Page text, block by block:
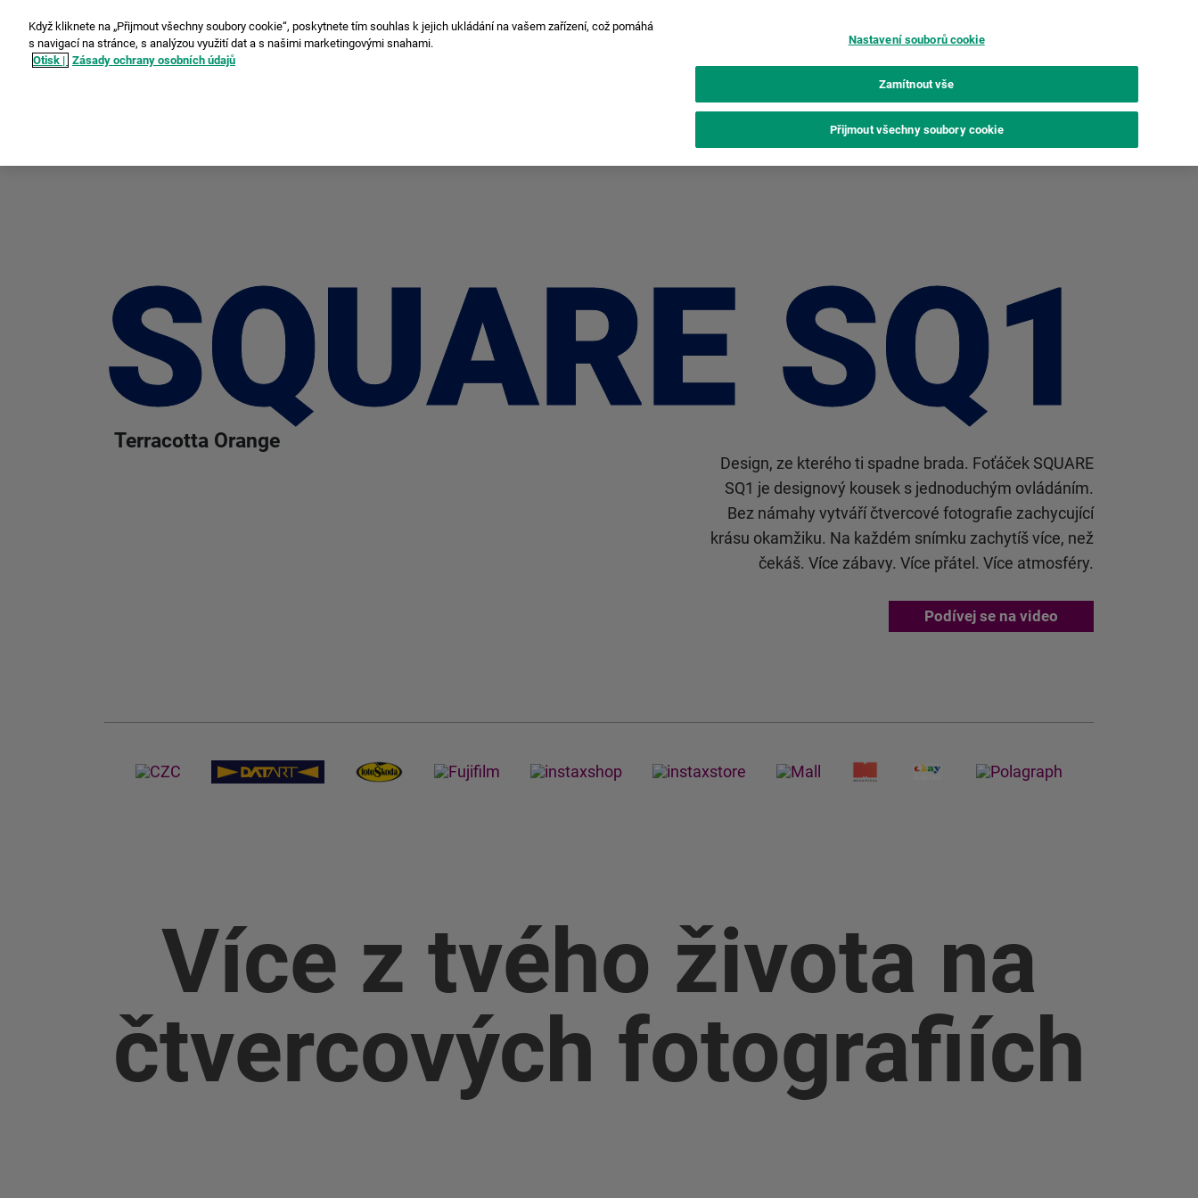
Porovnej Breaking
SQUARE SQ1
SQUARE SQ1
Terracotta Orange
Design, ze kterého ti spadne brada. Foťáček SQUARE
SQ1 je designový kousek s jednoduchým ovládáním.
Bez námahy vytváří čtvercové fotografie zachycující
krásu okamžiku. Na každém snímku zachytíš více, než
čekáš. Více zábavy. Více přátel. Více atmosféry.
Podívej se na video
Více z tvého života na
čtvercových fotografiích
Když kliknete na „Přijmout všechny soubory cookie“, poskytnete tím souhlas k jejich ukládání na vašem zařízení, což pomáhá
s navigací na stránce, s analýzou využití dat a s našimi marketingovými snahami.
Otisk | Zásady ochrany osobních údajů
Nastavení souborů cookie
Zamítnout vše
Přijmout všechny soubory cookie